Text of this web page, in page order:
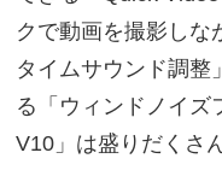
クで動画を撮影しな
タイムサウンド調整
る「ウィンドノイズ
V10」は盛りだくさ